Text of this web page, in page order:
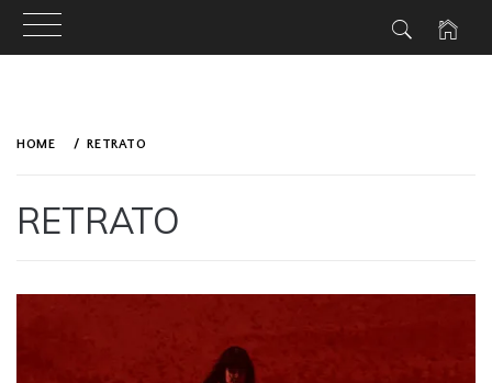
HOME RETRATO
RETRATO